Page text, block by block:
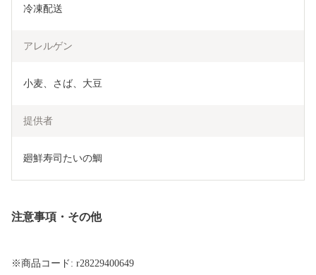
冷凍配送
アレルゲン
小麦、さば、大豆
提供者
廻鮮寿司たいの鯛
注意事項・その他
※商品コード: r28229400649